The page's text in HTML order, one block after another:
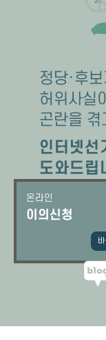
정당·후
허위사실
곤란을 겪
인터넷선
도와드립
온라인
이의신청